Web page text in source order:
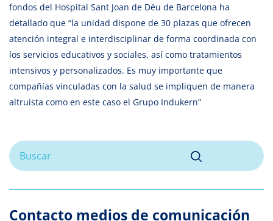
fondos del Hospital Sant Joan de Déu de Barcelona ha
detallado que “la unidad dispone de 30 plazas que ofrecen
atención integral e interdisciplinar de forma coordinada con
los servicios educativos y sociales, así como tratamientos
intensivos y personalizados. Es muy importante que
compañías vinculadas con la salud se impliquen de manera
altruista como en este caso el Grupo Indukern”
Contacto medios de comunicación